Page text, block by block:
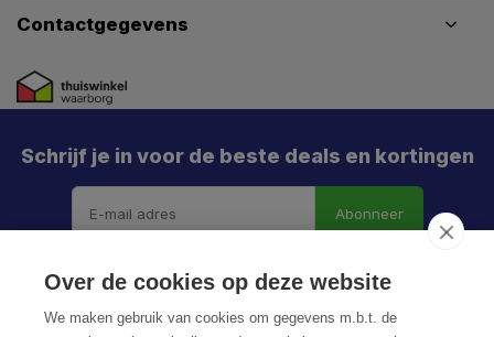
Contactgegevens
Schrijf je in voor de beste deals en kortingen
Abonneer
Over de cookies op deze website
We maken gebruik van cookies om gegevens m.b.t. de